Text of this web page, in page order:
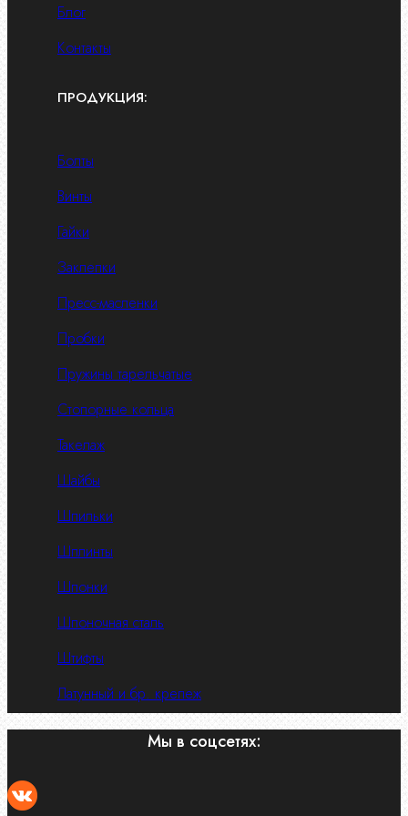
Блог
Контакты
ПРОДУКЦИЯ:
Болты
Винты
Гайки
Заклепки
Пресс-масленки
Пробки
Пружины тарельчатые
Стопорные кольца
Такелаж
Шайбы
Шпильки
Шплинты
Шпонки
Шпоночная сталь
Штифты
Латунный и бр. крепеж
Мы в соцсетях: